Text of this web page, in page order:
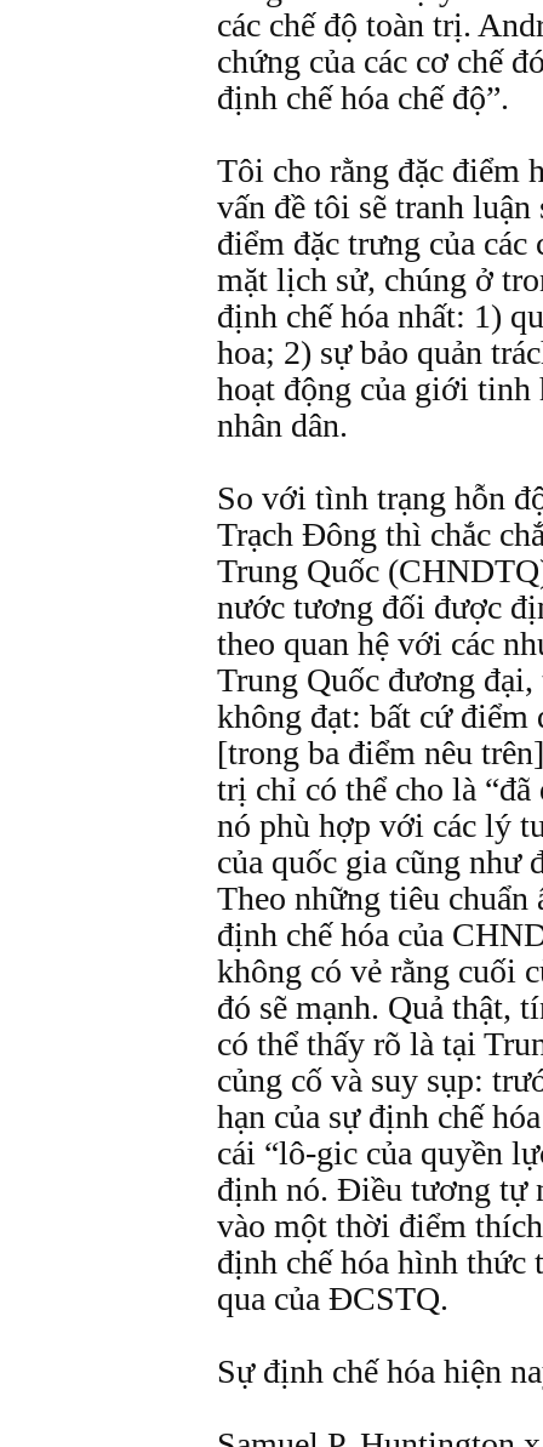
các chế độ toàn trị.
chứng của các cơ chế
định chế hóa chế độ”.
Tôi cho rằng đặc điểm
vấn đề tôi sẽ tranh
điểm đặc trưng của
mặt lịch sử, chúng ở
định chế hóa nhất: 1)
hoa; 2) sự bảo quản
hoạt động của giới tinh
nhân dân.
So với tình trạng hỗn
Trạch Ðông thì chắc
Trung Quốc
nước tương đối được
theo quan hệ với các
Trung Quốc đương
không đạt: bất cứ điểm
[trong ba điểm nêu
trị chỉ có thể cho là
nó phù hợp với các lý
của quốc gia cũng như
Theo những tiêu chuẩn
định chế hóa của
không có vẻ rằng cuối
đó sẽ mạnh. Quả thật,
có thể thấy rõ là tại
củng cố và suy sụp:
hạn của sự định chế
cái “lô-gic của quyền
định nó. Ðiều tương tự
vào một thời điểm
định chế hóa hình
qua của ÐCSTQ.
Sự định chế hóa hiện